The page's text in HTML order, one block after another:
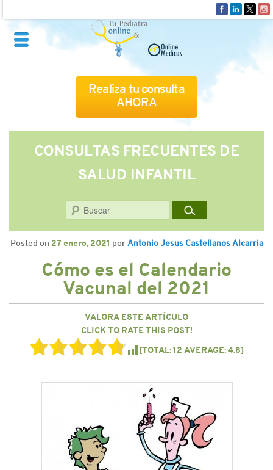
Realiza tu consulta
AHORA
QUIÉNES SOMOS
CÓMO FUNCIONA
CUADRO MÉDICO
CONSULTAS FRECUENTES
CONTACTO
CONSULTAS FRECUENTES DE
SALUD INFANTIL
Posted on 27 enero, 2021 porAntonio Jesus Castellanos Alcarria
Cómo es el Calendario
Vacunal del 2021
VALORA ESTE ARTÍCULO
CLICK TO RATE THIS POST!
[TOTAL:12 AVERAGE:4.8]